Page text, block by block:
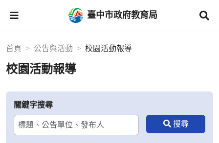
臺中市政府教育局
首頁 公告與活動 校園活動報導
校園活動報導
關鍵字搜尋